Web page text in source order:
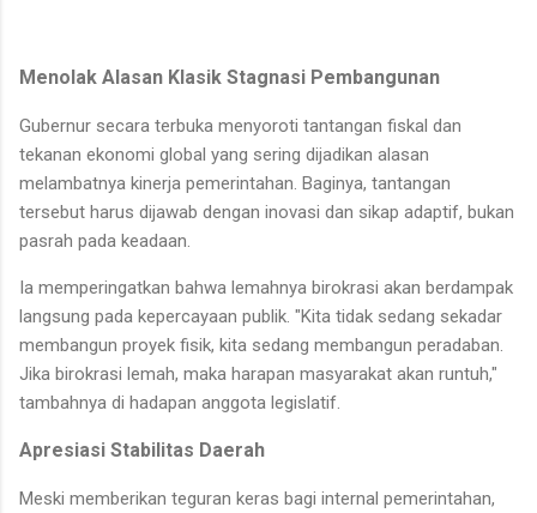
Menolak Alasan Klasik Stagnasi Pembangunan
​Gubernur secara terbuka menyoroti tantangan fiskal dan
tekanan ekonomi global yang sering dijadikan alasan
melambatnya kinerja pemerintahan. Baginya, tantangan
tersebut harus dijawab dengan inovasi dan sikap adaptif, bukan
pasrah pada keadaan.
​Ia memperingatkan bahwa lemahnya birokrasi akan berdampak
langsung pada kepercayaan publik. "Kita tidak sedang sekadar
membangun proyek fisik, kita sedang membangun peradaban.
Jika birokrasi lemah, maka harapan masyarakat akan runtuh,"
tambahnya di hadapan anggota legislatif.
Apresiasi Stabilitas Daerah
​Meski memberikan teguran keras bagi internal pemerintahan,